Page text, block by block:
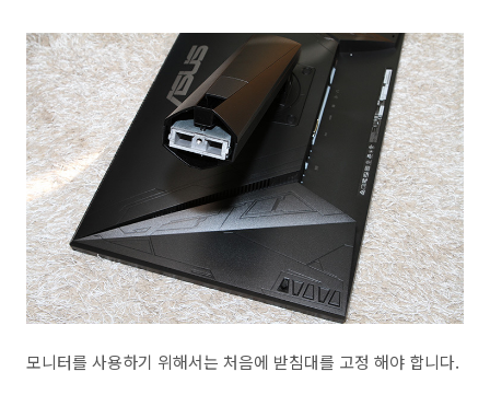
모니터를 사용하기 위해서는 처음에 받침대를 고정 해야 합니다.